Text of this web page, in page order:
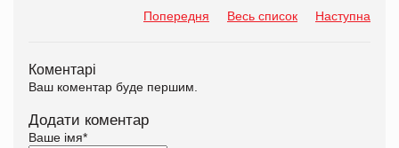
Попередня Весь список Наступна
Коментарі
Ваш коментар буде першим.
Додати коментар
Ваше імя*